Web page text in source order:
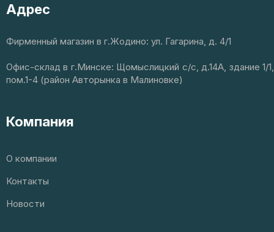
Адрес
Фирменный магазин в г.Жодино: ул. Гагарина, д. 4/1
Офис-склад в г.Минске: Щомыслицкий с/с, д.14А, здание 1/1,
пом.1-4 (район Авторынка в Малиновке)
Компания
О компании
Контакты
Новости